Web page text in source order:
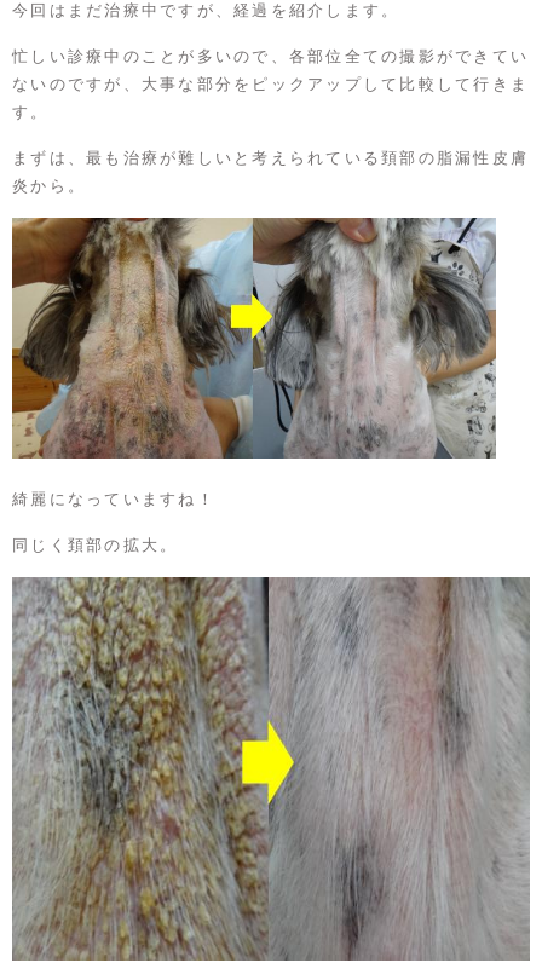
今回はまだ治療中ですが、経過を紹介します。
忙しい診療中のことが多いので、各部位全ての撮影ができてい
ないのですが、大事な部分をピックアップして比較して行きま
す。
まずは、最も治療が難しいと考えられている頚部の脂漏性皮膚
炎から。
綺麗になっていますね！
同じく頚部の拡大。